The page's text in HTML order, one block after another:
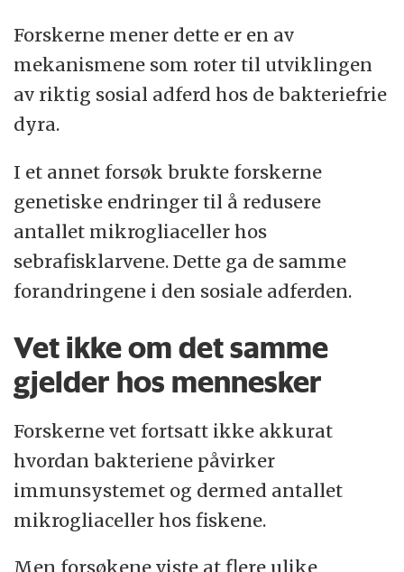
Forskerne mener dette er en av
mekanismene som roter til utviklingen
av riktig sosial adferd hos de bakteriefrie
dyra.
I et annet forsøk brukte forskerne
genetiske endringer til å redusere
antallet mikrogliaceller hos
sebrafisklarvene. Dette ga de samme
forandringene i den sosiale adferden.
Vet ikke om det samme
gjelder hos mennesker
Forskerne vet fortsatt ikke akkurat
hvordan bakteriene påvirker
immunsystemet og dermed antallet
mikrogliaceller hos fiskene.
Men forsøkene viste at flere ulike